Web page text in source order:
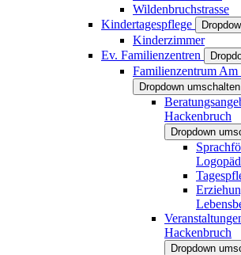
Wildenbruchstrasse
Kindertagespflege
Kinderzimmer
Ev. Familienzentren
Familienzentrum Am
Dropdown umschalten
Hackenbruch
Dropdown
Hackenbruch
Dropdown